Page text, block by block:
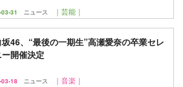
31 ニュース ｜芸能｜
坂46、“最後の一期生”高瀬愛奈の卒業セレ
開催決定
18 ニュース ｜音楽｜